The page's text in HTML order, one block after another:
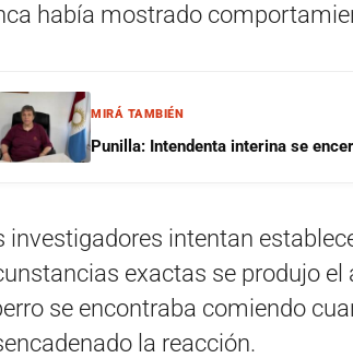
había mostrado
MIRÁ TAMBIÉN
Punilla: Intendenta interina se
investigadores intentan
exactas se produjo el
se encontraba comiendo
la reacción.